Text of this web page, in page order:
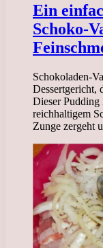
Ein
Schoko-
Schokoladen-
Dessertgericht,
Dieser Pudding
reichhaltigem
Zunge zergeht